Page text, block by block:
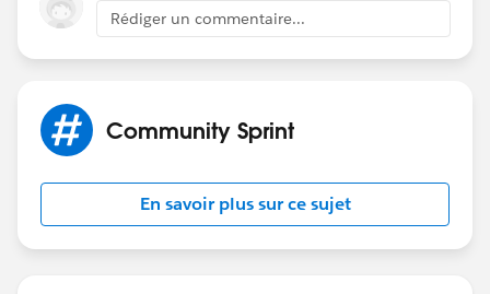
Rédiger un commentaire...
Community Sprint
En savoir plus sur ce sujet